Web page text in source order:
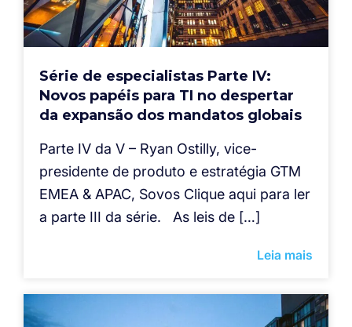
Série de especialistas Parte IV:
Novos papéis para TI no despertar
da expansão dos mandatos globais
Parte IV da V – Ryan Ostilly, vice-
presidente de produto e estratégia GTM
EMEA & APAC, Sovos Clique aqui para ler
a parte III da série. As leis de […]
Leia mais